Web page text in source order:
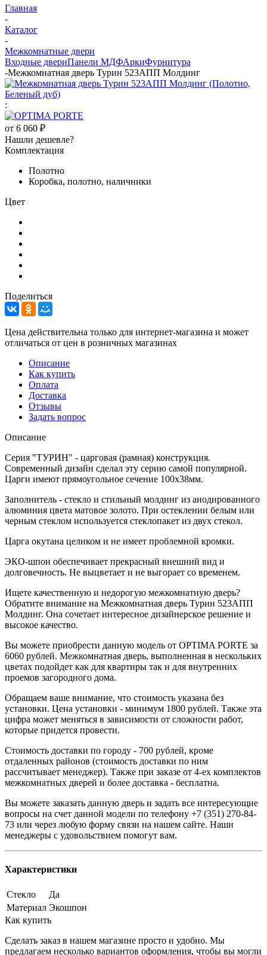
Главная
-
Каталог
-
Межкомнатные двери
Входные двериПанели МДФАркиФурнитура
-Межкомнатная дверь Турин 523АПП Молдинг
:
от 6 060 ₽
Нашли дешевле?
Комплектация
Полотно
Коробка, полотно, наличники
Цвет
Поделиться
Цена действительна только для интернет-магазина и может
отличаться от цен в розничных магазинах
Описание
Как купить
Оплата
Доставка
Отзывы
Задать вопрос
Описание
Серия "ТУРИН" - царговая (рамная) конструкция.
Современный дизайн сделал эту серию самой популярной.
Царги имеют прямоугольное сечение 100х38мм.
Заполнитель - стекло и стильный молдинг из анодированного
алюминия цвета матовое золото. При остеклении белым или
черным стеклом используется стеклопакет из двух стекол.
Царга окутана целиком и не имеет проблемной кромки.
ЭКО-шпон обеспечивает прекрасный внешний вид и
долговечность. Не выцветает и не выгорает со временем.
Ищете качественную и недорогую межкомнатную дверь?
Обратите внимание на Межкомнатная дверь Турин 523АПП
Молдинг. Она сочетает интересное дизайнерское решение и
высокое качество.
Вы можете приобрести данную модель от OPTIMA PORTE за
6060 рублей. Межкомнатная дверь, выполненная в нескольких
цветах подойдет как для квартиры так и для внутренних
проемов загородного дома.
Обращаем ваше внимание, что стоимость указана без
установки. Цена установки - минимум 1800 рублей. Также эта
цифра может меняться в зависимости от сложности работ,
которые придется провести.
Стоимость доставки по городу - 700 рублей, кроме
отдаленных районов (стоимость доставки по ним
рассчитывает менеджер). Также при заказе от 4-ех комплектов
межкомнатных дверей и более доставка - бесплатна.
Вы можете заказать данную дверь и задать все интересующие
вопросы на счет данной модели по телефону +7 (351) 270-84-
73 или через любую форму связи на нашем сайте. Наши
менеджеры с удовольствием помогут вам.
Характеристики
Стекло
Да
Материал Экошпон
Как купить
Сделать заказ в нашем магазине просто и удобно. Мы
предлагаем несколько вариантов оформления, чтобы вы могли